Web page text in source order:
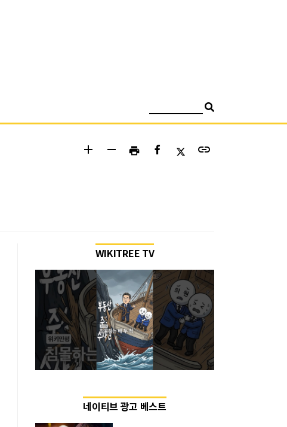
add remove print link
WIKITREE TV
네이티브 광고 베스트